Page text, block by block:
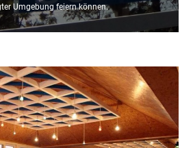
Umgebung feiern können.